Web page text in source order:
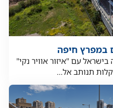
במפרץ חיפה
עם "איזור אוויר נקי"
תנותב אל...